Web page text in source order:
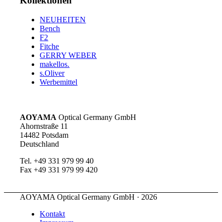
NEUHEITEN
Bench
F2
Fitche
GERRY WEBER
makellos.
s.Oliver
Werbemittel
AOYAMA Optical Germany GmbH
Ahornstraße 11
14482 Potsdam
Deutschland
Tel. +49 331 979 99 40
Fax +49 331 979 99 420
AOYAMA Optical Germany GmbH · 2026
Kontakt